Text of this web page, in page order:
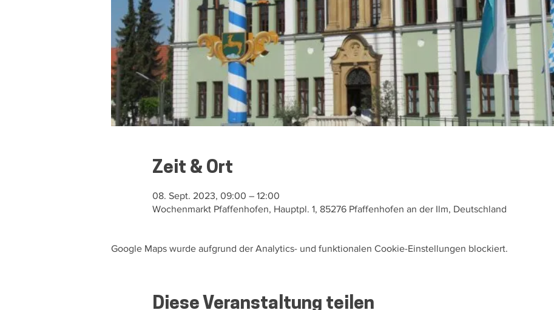
Zeit & Ort
08. Sept. 2023, 09:00 – 12:00
Wochenmarkt Pfaffenhofen, Hauptpl. 1, 85276 Pfaffenhofen an der Ilm, Deutschland
Google Maps wurde aufgrund der Analytics- und funktionalen Cookie-Einstellungen blockiert.
Diese Veranstaltung teilen